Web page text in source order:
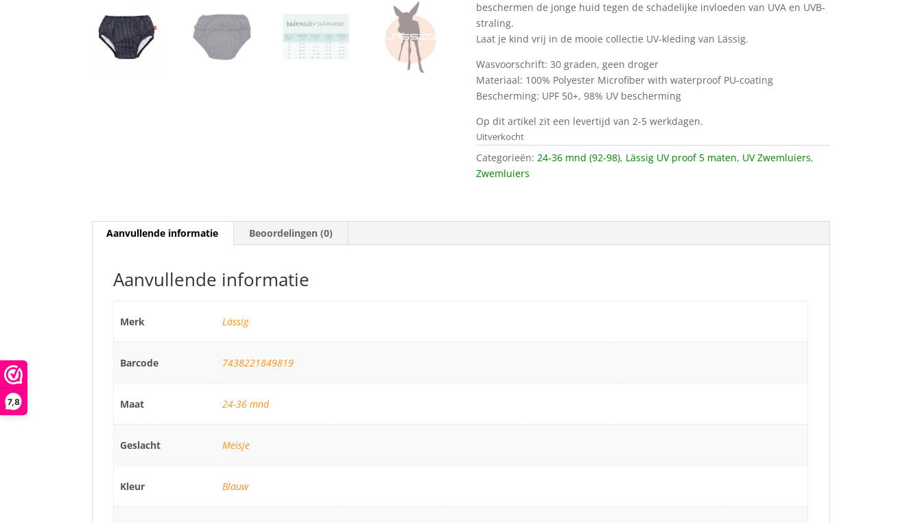
7,8
beschermen de jonge huid tegen de schadelijke invloeden van UVA en UVB-
straling.
Laat je kind vrij in de mooie collectie UV-kleding van Lässig.
Wasvoorschrift: 30 graden, geen droger
Materiaal: 100% Polyester Microfiber with waterproof PU-coating
Bescherming: UPF 50+, 98% UV bescherming
Op dit artikel zit een levertijd van 2-5 werkdagen.
Uitverkocht
Categorieën: 24-36 mnd (92-98), Lässig UV proof 5 maten, UV Zwemluiers,
Zwemluiers
Aanvullende informatie Beoordelingen (0)
Aanvullende informatie
Merk Lässig
Barcode 7438221849819
Maat 24-36 mnd
Geslacht Meisje
Kleur Blauw